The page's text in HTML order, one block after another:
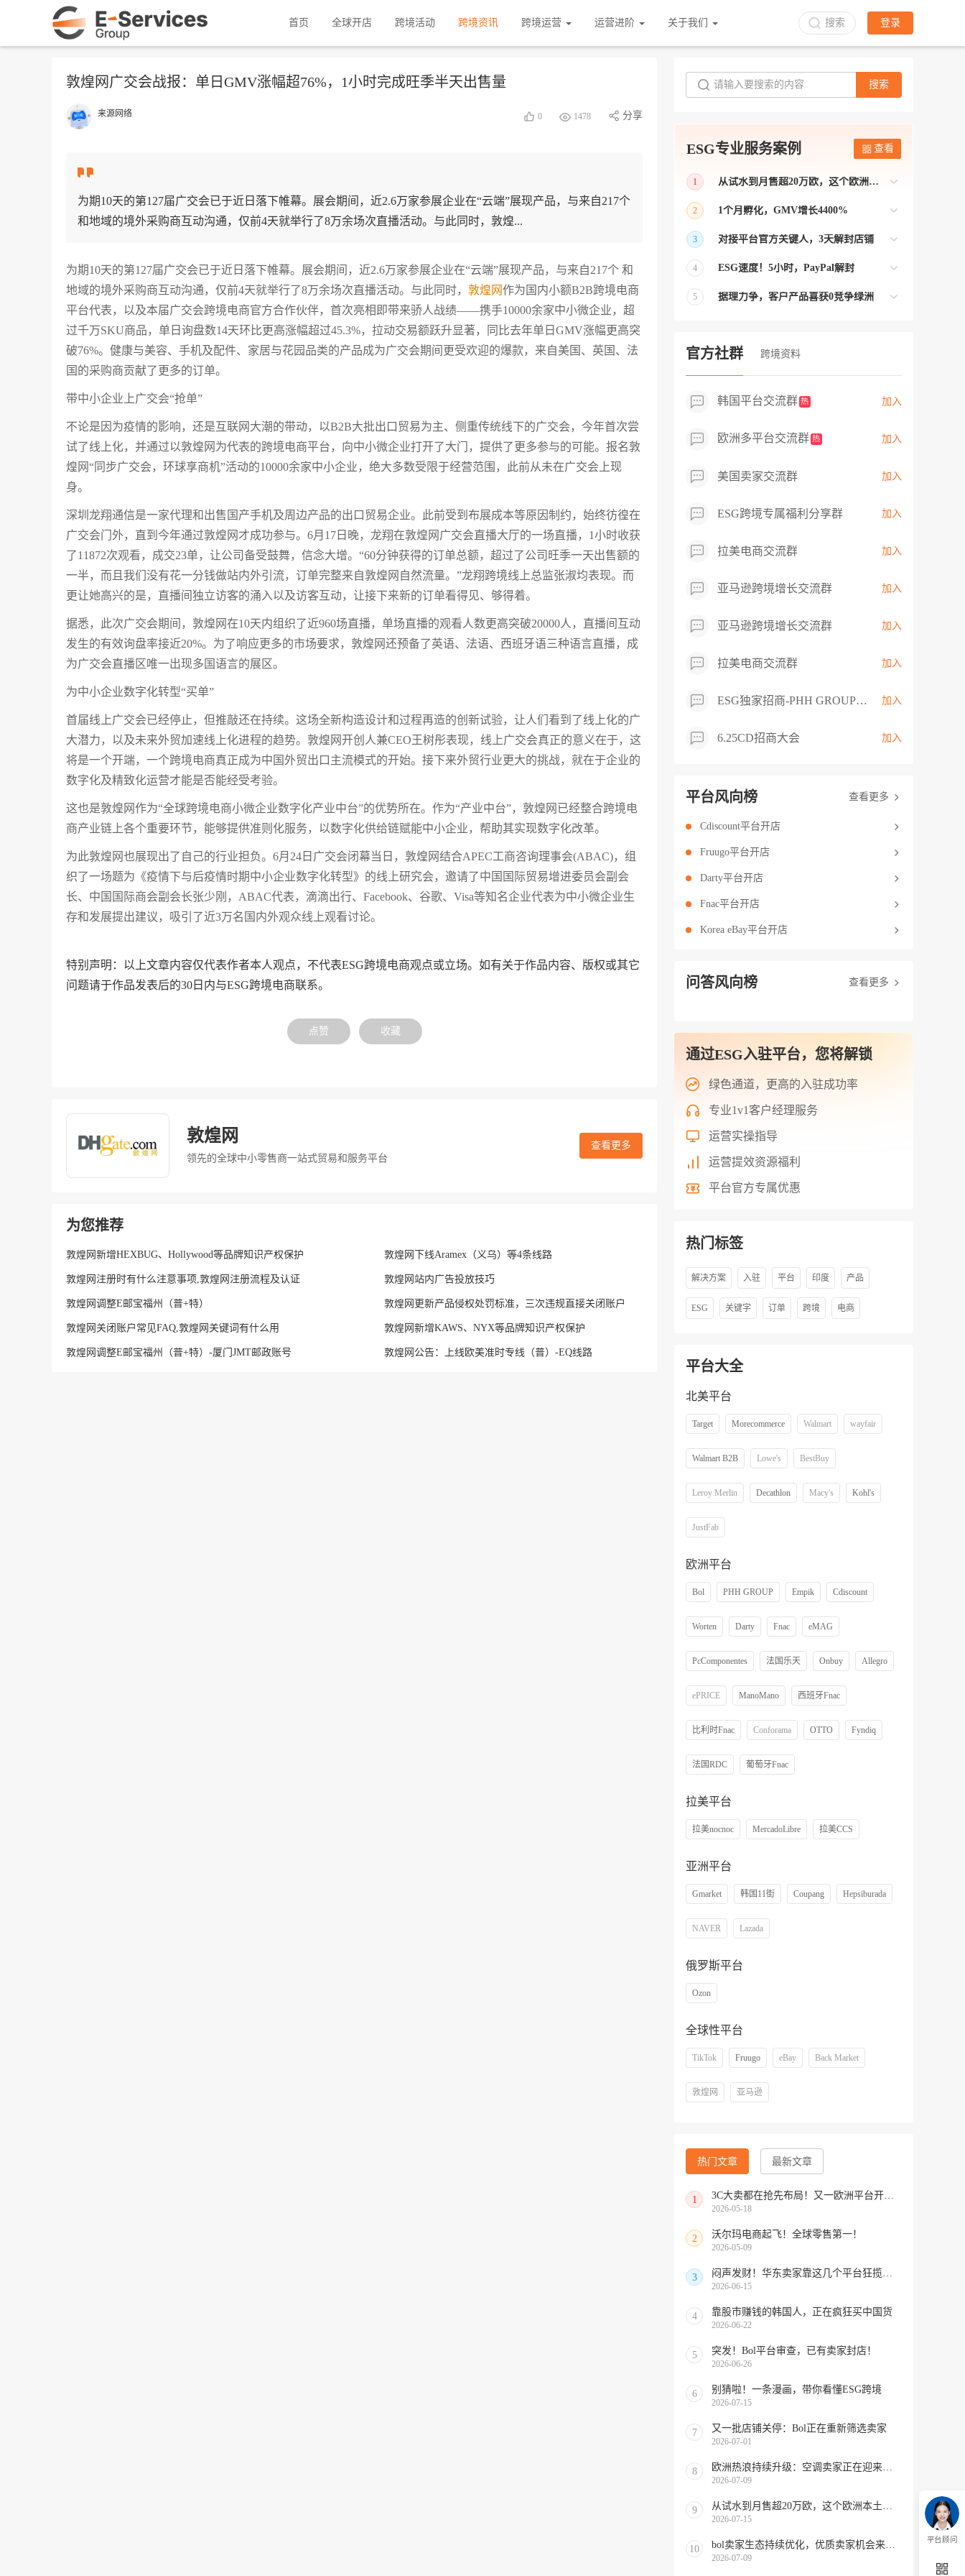
首页 全球开店 跨境活动 跨境资讯 跨境运营 运营进阶 关于我们 搜索 登录
敦煌网广交会战报：单日GMV涨幅超76%，1小时完成旺季半天出售量
来源网络 0 1478 分享
为期10天的第127届广交会已于近日落下帷幕。展会期间，近2.6万家参展企业在“云端”展现产品，与来自217个
和地域的境外采购商互动沟通，仅前4天就举行了8万余场次直播活动。与此同时，敦煌...
为期10天的第127届广交会已于近日落下帷幕。展会期间，近2.6万家参展企业在“云端”展现产品，与来自217个 和
地域的境外采购商互动沟通，仅前4天就举行了8万余场次直播活动。与此同时， 敦煌网作为国内小额B2B跨境电商
平台代表，以及本届广交会跨境电商官方合作伙伴，首次亮相即带来骄人战绩——携手10000余家中小微企业，超
过千万SKU商品，单日询盘数14天环比更高涨幅超过45.3%，拉动交易额跃升显著，同比去年单日GMV涨幅更高突
破76%。健康与美容、手机及配件、家居与花园品类的产品成为广交会期间更受欢迎的爆款，来自美国、英国、法
国的采购商贡献了更多的订单。
带中小企业上广交会“抢单”
不论是因为疫情的影响，还是互联网大潮的带动，以B2B大批出口贸易为主、侧重传统线下的广交会，今年首次尝
试了线上化，并通过以敦煌网为代表的跨境电商平台，向中小微企业打开了大门，提供了更多参与的可能。报名敦
煌网“同步广交会，环球享商机”活动的10000余家中小企业，绝大多数受限于经营范围，此前从未在广交会上现
身。
深圳龙翔通信是一家代理和出售国产手机及周边产品的出口贸易企业。此前受到布展成本等原因制约，始终彷徨在
广交会门外，直到今年通过敦煌网才成功参与。6月17日晚，龙翔在敦煌网广交会直播大厅的一场直播，1小时收获
了11872次观看，成交23单，让公司备受鼓舞，信念大增。“60分钟获得的订单总额，超过了公司旺季一天出售额的
一半，而且我们没有花一分钱做站内外引流，订单完整来自敦煌网自然流量。”龙翔跨境线上总监张淑均表现。而
更让她高兴的是，直播间独立访客的涌入以及访客互动，让接下来新的订单看得见、够得着。
据悉，此次广交会期间，敦煌网在10天内组织了近960场直播，单场直播的观看人数更高突破20000人，直播间互动
发生的有效询盘率接近20%。为了响应更多的市场要求，敦煌网还预备了英语、法语、西班牙语三种语言直播，成
为广交会直播区唯一出现多国语言的展区。
为中小企业数字化转型“买单”
首届线上广交会已经停止，但推敲还在持续。这场全新构造设计和过程再造的创新试验，让人们看到了线上化的广
大潜力，以及未来外贸加速线上化进程的趋势。敦煌网开创人兼CEO王树彤表现，线上广交会真正的意义在于，这
将是一个开端，一个跨境电商真正成为中国外贸出口主流模式的开始。接下来外贸行业更大的挑战，就在于企业的
数字化及精致化运营才能是否能经受考验。
这也是敦煌网作为“全球跨境电商小微企业数字化产业中台”的优势所在。作为“产业中台”，敦煌网已经整合跨境电
商产业链上各个重要环节，能够提供准则化服务，以数字化供给链赋能中小企业，帮助其实现数字化改革。
为此敦煌网也展现出了自己的行业担负。6月24日广交会闭幕当日，敦煌网结合APEC工商咨询理事会(ABAC)，组
织了一场题为《疫情下与后疫情时期中小企业数字化转型》的线上研究会，邀请了中国国际贸易增进委员会副会
长、中国国际商会副会长张少刚，ABAC代表，滴滴出行、Facebook、谷歌、Visa等知名企业代表为中小微企业生
存和发展提出建议，吸引了近3万名国内外观众线上观看讨论。
特别声明：以上文章内容仅代表作者本人观点，不代表ESG跨境电商观点或立场。如有关于作品内容、版权或其它
问题请于作品发表后的30日内与ESG跨境电商联系。
点赞 收藏
敦煌网
领先的全球中小零售商一站式贸易和服务平台
查看更多
为您推荐
敦煌网新增HEXBUG、Hollywood等品牌知识产权保护 敦煌网下线Aramex（义乌）等4条线路
敦煌网注册时有什么注意事项,敦煌网注册流程及认证 敦煌网站内广告投放技巧
敦煌网调整E邮宝福州（普+特） 敦煌网更新产品侵权处罚标准，三次违规直接关闭账户
敦煌网关闭账户常见FAQ,敦煌网关键词有什么用 敦煌网新增KAWS、NYX等品牌知识产权保护
敦煌网调整E邮宝福州（普+特）-厦门JMT邮政账号 敦煌网公告：上线欧美准时专线（普）-EQ线路
搜索
ESG专业服务案例 查看
1
从试水到月售超20万欧，这个欧洲本土平台被低估了
2
1个月孵化，GMV增长4400%
业】 >> Gmarket卖家店铺经过ESG跨境客
3
对接平台官方关键人，3天解封店铺
跨境帮我解决了韩国平台店铺异常问题
4
ESG速度！5小时，PayPal解封
ESG拥有Paypal支付和Onbuy平台双绿通道
5
据理力争，客户产品喜获0竞争绿洲
取机会，卖家成功上架市场热卖而平台稀
缺产品，拓展了西班牙新商机！
官方社群 跨境资料
韩国平台交流群 热 加入
欧洲多平台交流群 热 加入
美国卖家交流群 加入
ESG跨境专属福利分享群 加入
拉美电商交流群 加入
亚马逊跨境增长交流群 加入
亚马逊跨境增长交流群 加入
拉美电商交流群 加入
ESG独家招商-PHH GROUP卖家交流群 加入
6.25CD招商大会 加入
平台风向榜 查看更多
Cdiscount平台开店
Fruugo平台开店
Darty平台开店
Fnac平台开店
Korea eBay平台开店
问答风向榜 查看更多
通过ESG入驻平台，您将解锁
绿色通道，更高的入驻成功率
专业1v1客户经理服务
运营实操指导
运营提效资源福利
平台官方专属优惠
热门标签
解决方案 入驻 平台 印度 产品
ESG 关键字 订单 跨境 电商
平台大全
北美平台
Target Morecommerce Walmart wayfair
Walmart B2B Lowe's BestBuy
Leroy Merlin Decathlon Macy's Kohl's
JustFab
欧洲平台
Bol PHH GROUP Empik Cdiscount
Worten Darty Fnac eMAG
PcComponentes 法国乐天 Onbuy Allegro
ePRICE ManoMano 西班牙Fnac
比利时Fnac Conforama OTTO Fyndiq
法国RDC 葡萄牙Fnac
拉美平台
拉美nocnoc MercadoLibre 拉美CCS
亚洲平台
Gmarket 韩国11街 Coupang Hepsiburada
NAVER Lazada
俄罗斯平台
Ozon
全球性平台
TikTok Fruugo eBay Back Market
敦煌网 亚马逊
热门文章 最新文章
1 3C大卖都在抢先布局！又一欧洲平台开放中国招商
2026-05-18
2 沃尔玛电商起飞！全球零售第一！
2026-05-09
3 闷声发财！华东卖家靠这几个平台狂揽北美订单，华南机会来了！
2026-06-15
4 靠股市赚钱的韩国人，正在疯狂买中国货
2026-06-22
5 突发！Bol平台审查，已有卖家封店！
2026-06-26
6 别猜啦！一条漫画，带你看懂ESG跨境
2026-07-15
7 又一批店铺关停：Bol正在重新筛选卖家
2026-07-01
8 欧洲热浪持续升级：空调卖家正在迎来窗口期！
2026-07-09
9 从试水到月售超20万欧，这个欧洲本土平台被低估了
2026-07-15
10 bol卖家生态持续优化，优质卖家机会来啦！
2026-07-09
平台顾问